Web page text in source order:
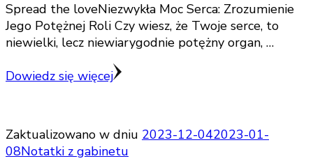
Spread the loveNiezwykła Moc Serca: Zrozumienie
Jego Potężnej Roli Czy wiesz, że Twoje serce, to
niewielki, lecz niewiarygodnie potężny organ, …
Dowiedz się więcej
Zaktualizowano w dniu 2023-12-042023-01-
08Notatki z gabinetu